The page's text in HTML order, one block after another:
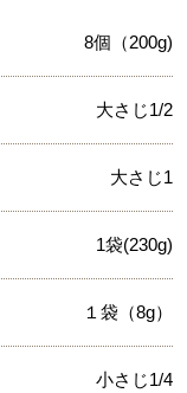
8個（200g)
大さじ1/2
大さじ1
1袋(230g)
１袋（8g）
小さじ1/4